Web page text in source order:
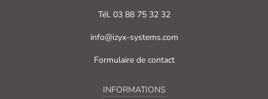
Tél. 03 88 75 32 32
info@izyx-systems.com
Formulaire de contact
INFORMATIONS